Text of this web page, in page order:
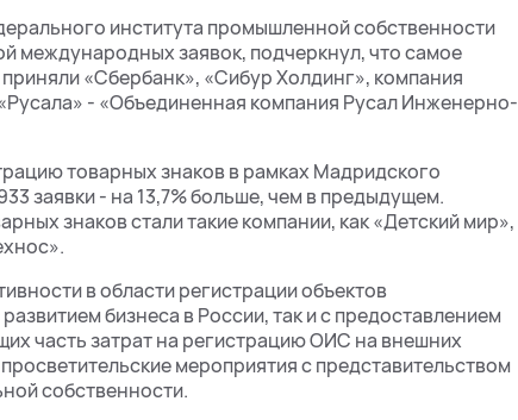
института промышленной собственности
международных заявок, подчеркнул, что самое
«Сбербанк», «Сибур Холдинг», компания
- «Объединенная компания Русал Инженерно-
товарных знаков в рамках Мадридского
заявки - на 13,7% больше, чем в предыдущем.
знаков стали такие компании, как «Детский мир»,
в области регистрации объектов
бизнеса в России, так и с предоставлением
часть затрат на регистрацию ОИС на внешних
мероприятия с представительством
собственности.